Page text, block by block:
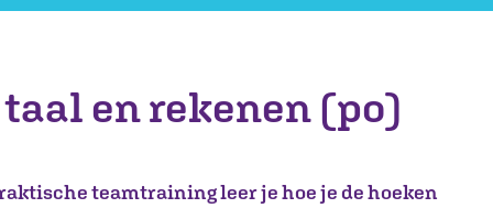
Organisatie
Organisatie
en rekenen (po)
teamtraining leer je hoe je de hoeken